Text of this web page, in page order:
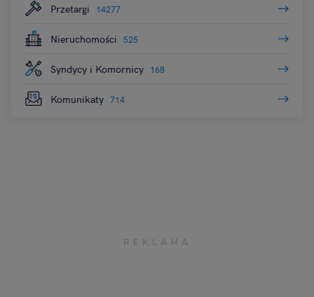
Przetargi 14277
Nieruchomości 525
Syndycy i Komornicy 168
Komunikaty 714